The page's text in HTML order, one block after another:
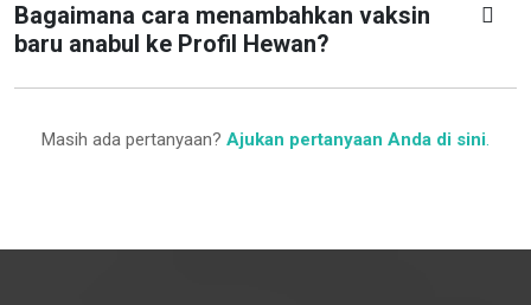
Bagaimana cara menambahkan vaksin
baru anabul ke Profil Hewan?
Masih ada pertanyaan? Ajukan pertanyaan Anda di sini.